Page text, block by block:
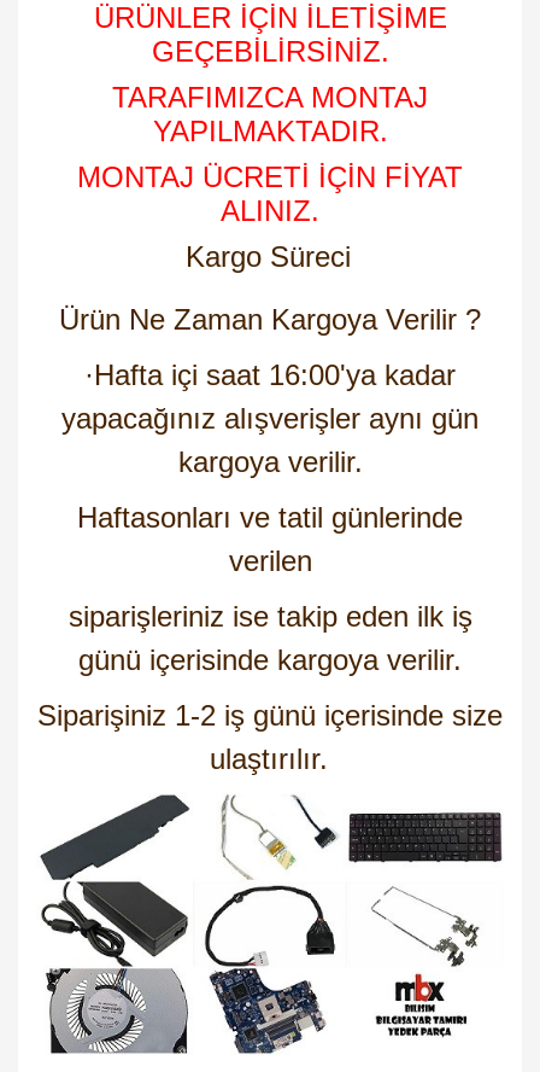
ÜRÜNLER İÇİN İLETİŞİME
GEÇEBİLİRSİNİZ.
TARAFIMIZCA MONTAJ
YAPILMAKTADIR.
MONTAJ ÜCRETİ İÇİN FİYAT
ALINIZ.
Kargo Süreci
Ürün Ne Zaman Kargoya Verilir ?
·Hafta içi saat 16:00'ya kadar
yapacağınız alışverişler aynı gün
kargoya verilir.
Haftasonları ve tatil günlerinde
verilen
siparişleriniz ise takip eden ilk iş
günü içerisinde kargoya verilir.
Siparişiniz 1-2 iş günü içerisinde size
ulaştırılır.